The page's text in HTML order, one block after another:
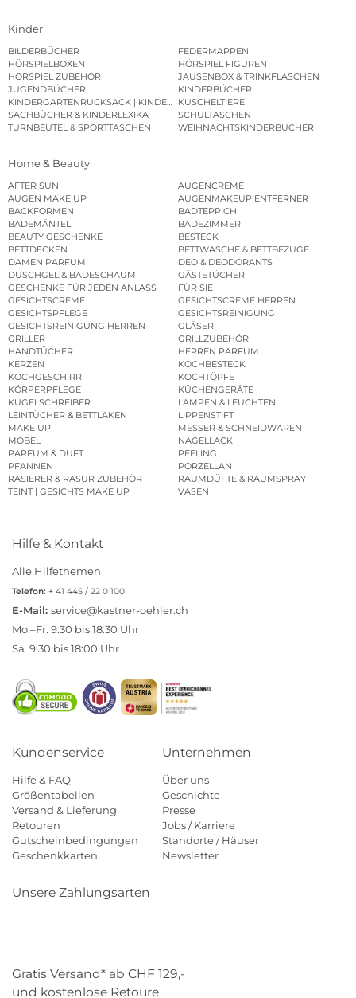
Kinder
BILDERBÜCHER
FEDERMAPPEN
HÖRSPIELBOXEN
HÖRSPIEL FIGUREN
HÖRSPIEL ZUBEHÖR
JAUSENBOX & TRINKFLASCHEN
JUGENDBÜCHER
KINDERBÜCHER
KINDERGARTENRUCKSACK | KINDERGARTENBEUTEL
KUSCHELTIERE
SACHBÜCHER & KINDERLEXIKA
SCHULTASCHEN
TURNBEUTEL & SPORTTASCHEN
WEIHNACHTSKINDERBÜCHER
Home & Beauty
AFTER SUN
AUGENCREME
AUGEN MAKE UP
AUGENMAKEUP ENTFERNER
BACKFORMEN
BADTEPPICH
BADEMÄNTEL
BADEZIMMER
BEAUTY GESCHENKE
BESTECK
BETTDECKEN
BETTWÄSCHE & BETTBEZÜGE
DAMEN PARFUM
DEO & DEODORANTS
DUSCHGEL & BADESCHAUM
GÄSTETÜCHER
GESCHENKE FÜR JEDEN ANLASS
FÜR SIE
GESICHTSCREME
GESICHTSCREME HERREN
GESICHTSPFLEGE
GESICHTSREINIGUNG
GESICHTSREINIGUNG HERREN
GLÄSER
GRILLER
GRILLZUBEHÖR
HANDTÜCHER
HERREN PARFUM
KERZEN
KOCHBESTECK
KOCHGESCHIRR
KOCHTÖPFE
KÖRPERPFLEGE
KÜCHENGERÄTE
KUGELSCHREIBER
LAMPEN & LEUCHTEN
LEINTÜCHER & BETTLAKEN
LIPPENSTIFT
MAKE UP
MESSER & SCHNEIDWAREN
MÖBEL
NAGELLACK
PARFUM & DUFT
PEELING
PFANNEN
PORZELLAN
RASIERER & RASUR ZUBEHÖR
RAUMDÜFTE & RAUMSPRAY
TEINT | GESICHTS MAKE UP
VASEN
Hilfe & Kontakt
Alle Hilfethemen
Telefon: + 41 445 / 22 0 100
E-Mail: service@kastner-oehler.ch
Mo.–Fr. 9:30 bis 18:30 Uhr
Sa. 9:30 bis 18:00 Uhr
Kundenservice
Hilfe & FAQ
Größentabellen
Versand & Lieferung
Retouren
Gutscheinbedingungen
Geschenkkarten
Unternehmen
Über uns
Geschichte
Presse
Jobs / Karriere
Standorte / Häuser
Newsletter
Unsere Zahlungsarten
Gratis Versand* ab CHF 129,-
und kostenlose Retoure